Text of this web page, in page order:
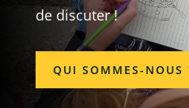
de discuter !
QUI SOMMES-NOUS